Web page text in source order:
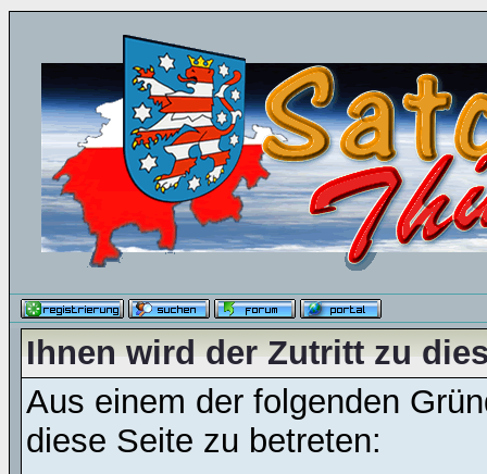
Ihnen wird der Zutritt zu
Aus einem der folgenden
diese Seite zu betreten: